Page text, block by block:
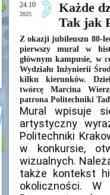
24.10
2025
Każde
Tak jak
Z okazji jubileuszu 80-
pierwszy mural w
głównym kampusie, w
Wydziału Inżynierii
kilku kierunków.
twórcę Marcina
patrona Politechniki
Mural wpisuje
artystyczny
Politechniki
w konkursie,
wizualnych.
także kontekst
okoliczności. W